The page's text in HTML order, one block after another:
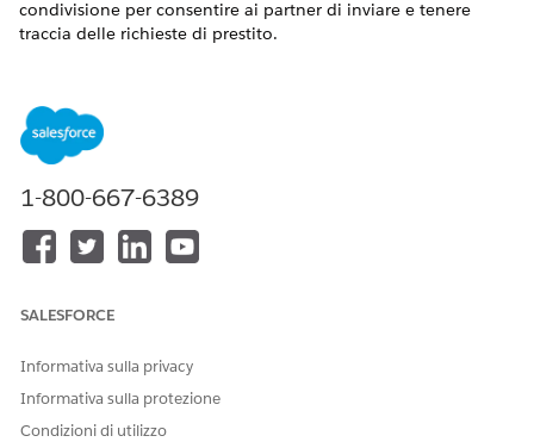
condivisione per consentire ai partner di inviare e tenere
traccia delle richieste di prestito.
Disponibile nelle versioni: Lightning Experience nelle
versioniProfessional
Edition.
AUTORIZZAZIONI UTENTE NECESSARIE
Per impostare il Centro
Attivare ilCentro intermediari finanziari
Dopo aver attivato questa impostazione, configurare il portale
degli intermediari finanziari e le impostazioni di condivisione
1-800-667-6389
SALESFORCE
Informativa sulla privacy
Informativa sulla protezione
Condizioni di utilizzo